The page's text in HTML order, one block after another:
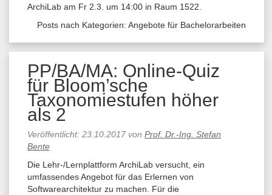
ArchiLab am Fr 2.3. um 14:00 in Raum 1522.
Posts nach Kategorien: Angebote für Bachelorarbeiten
PP/BA/MA: Online-Quiz
für Bloom’sche
Taxonomiestufen höher
als 2
Veröffentlicht: 23.10.2017 von Prof. Dr.-Ing. Stefan
Bente
Die Lehr-/Lernplattform ArchiLab versucht, ein
umfassendes Angebot für das Erlernen von
Softwarearchitektur zu machen. Für die